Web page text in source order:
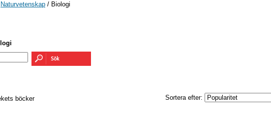
Naturvetenskap / Biologi
böcker Sortera efter: